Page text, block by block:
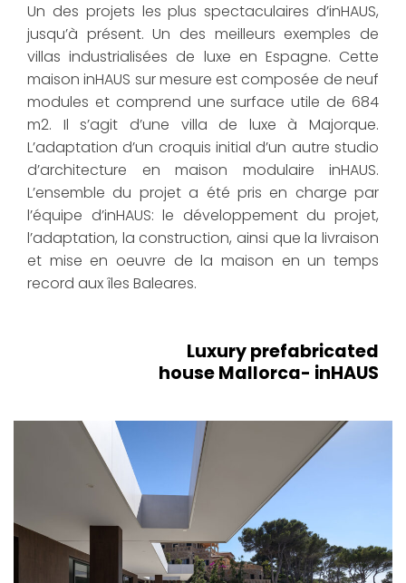
Un des projets les plus spectaculaires d’inHAUS,
jusqu’à présent. Un des meilleurs exemples de
villas industrialisées de luxe en Espagne. Cette
maison inHAUS sur mesure est composée de neuf
modules et comprend une surface utile de 684
m2. Il s’agit d’une villa de luxe à Majorque.
L’adaptation d’un croquis initial d’un autre studio
d’architecture en maison modulaire inHAUS.
L’ensemble du projet a été pris en charge par
l’équipe d’inHAUS: le développement du projet,
l’adaptation, la construction, ainsi que la livraison
et mise en oeuvre de la maison en un temps
record aux îles Baleares.
Luxury prefabricated
house Mallorca- inHAUS